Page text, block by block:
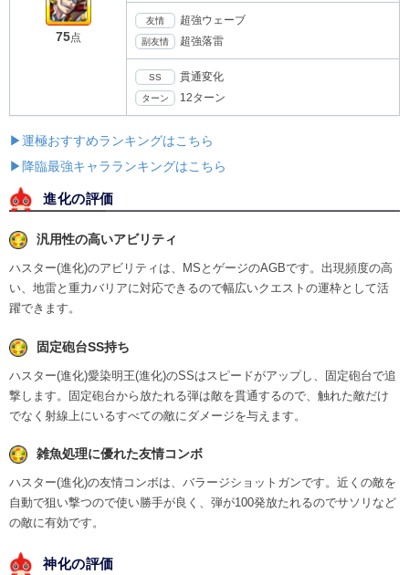
75点
友情 超強ウェーブ
副友情 超強落雷
SS 貫通変化
ターン 12ターン
▶運極おすすめランキングはこちら
▶降臨最強キャラランキングはこちら
進化の評価
汎用性の高いアビリティ
ハスター(進化)のアビリティは、MSとゲージのAGBです。出現頻度の高
い、地雷と重力バリアに対応できるので幅広いクエストの運枠として活
躍できます。
固定砲台SS持ち
ハスター(進化)愛染明王(進化)のSSはスピードがアップし、固定砲台で追
撃します。固定砲台から放たれる弾は敵を貫通するので、触れた敵だけ
でなく射線上にいるすべての敵にダメージを与えます。
雑魚処理に優れた友情コンボ
ハスター(進化)の友情コンボは、バラージショットガンです。近くの敵を
自動で狙い撃つので使い勝手が良く、弾が100発放たれるのでサソリなど
の敵に有効です。
神化の評価